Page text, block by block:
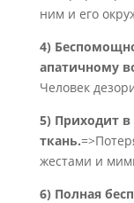
ним и его
4)
апатичному
Человек
5) Приходит
ткань.
жестами и
6) Полная